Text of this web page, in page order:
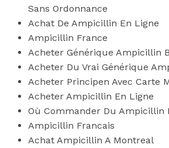
Sans Ordonnance
Achat De Ampicillin En Ligne
Ampicillin France
Acheter Générique Ampicillin
Acheter Du Vrai Générique
Acheter Principen Avec Carte
Acheter Ampicillin En Ligne
Où Commander Du Ampicillin
Ampicillin Francais
Achat Ampicillin A Montreal